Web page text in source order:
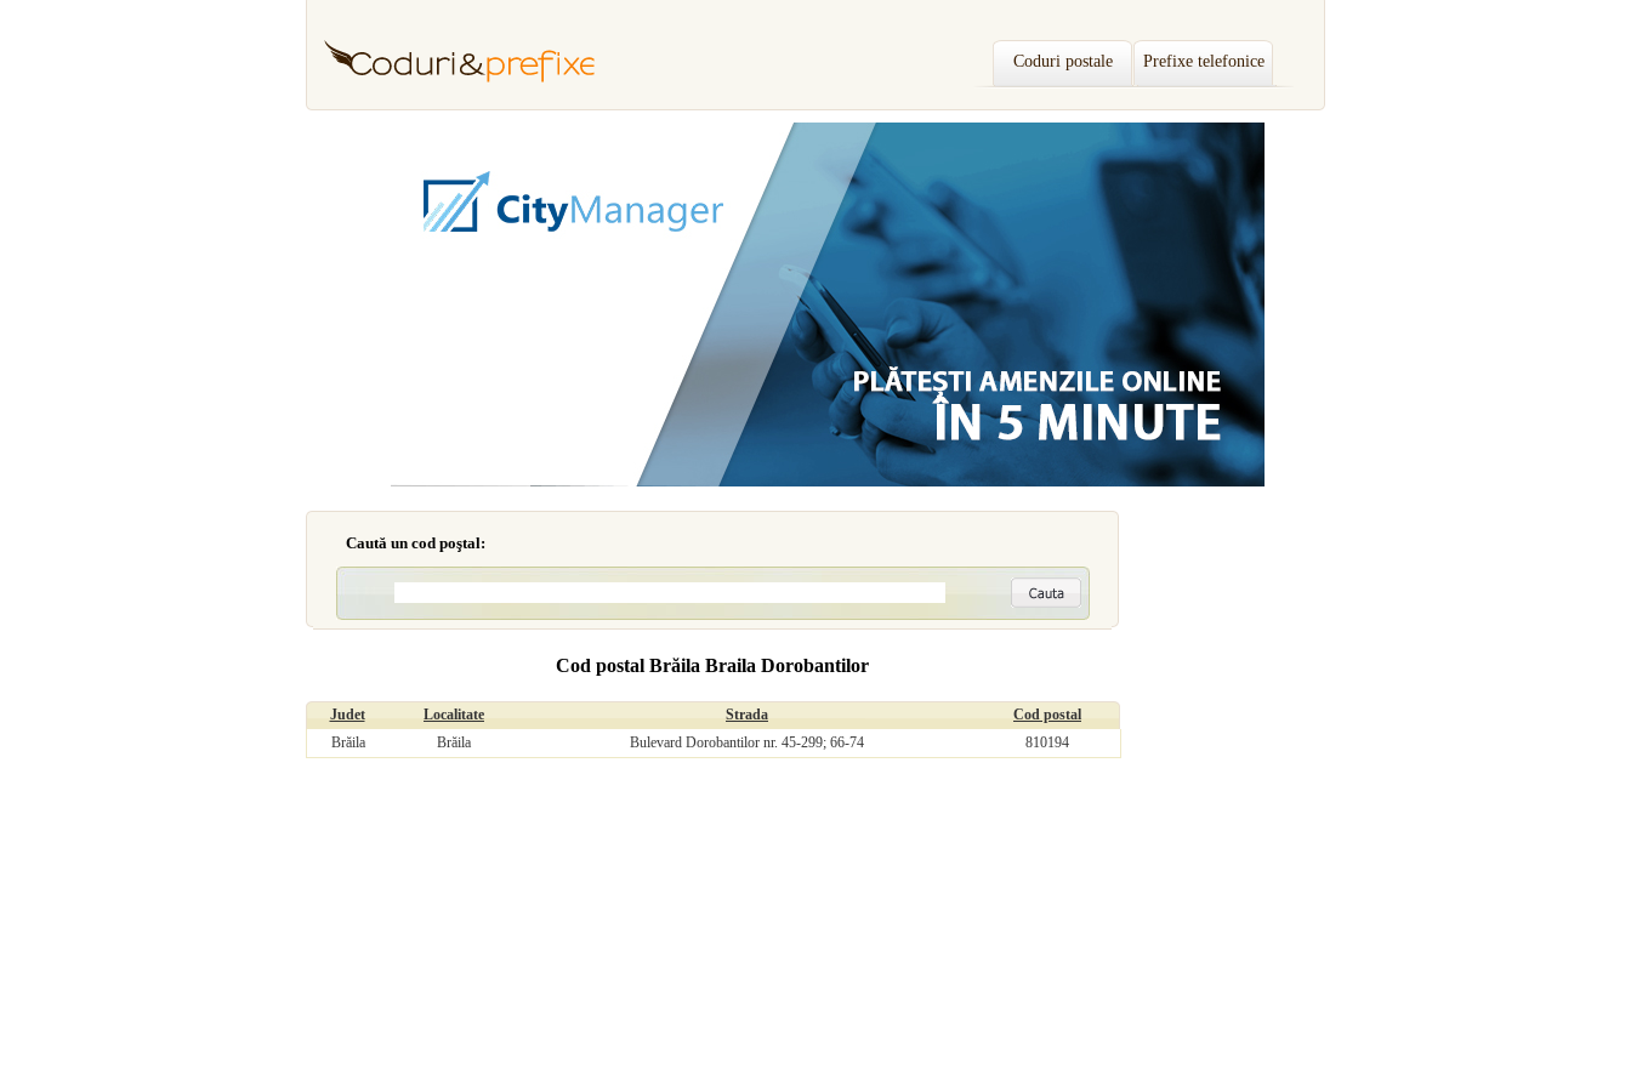
Coduri postale Prefixe telefonice
Caută un cod poştal:
Cod postal Brăila Braila Dorobantilor
Judet Localitate Strada
Cod postal
Brăila
Brăila Bulevard Dorobantilor nr. 45-299; 66-74 810194